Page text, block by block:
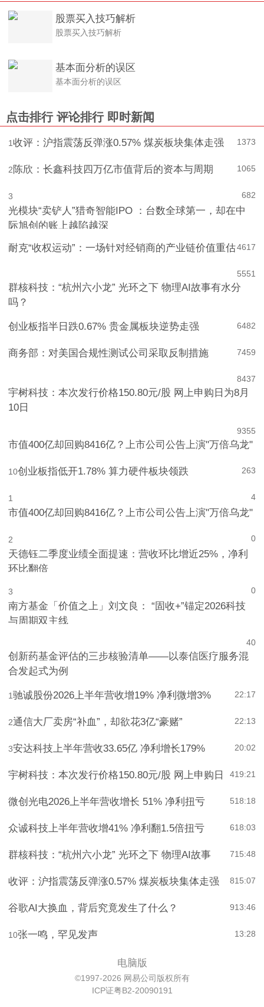
股票买入技巧解析
股票买入技巧解析
基本面分析的误区
基本面分析的误区
点击排行 评论排行 即时新闻
1373
1收评：沪指震荡反弹涨0.57% 煤炭板块集体走强
1065
2 陈欣：长鑫科技四万亿市值背后的资本与周期
682
3
光模块“卖铲人”猎奇智能IPO ：台数全球第一，却在中
际旭创的账上越陷越深
617
4
耐克“收权运动”：一场针对经销商的产业链价值重估
551
5
群核科技：“杭州六小龙” 光环之下 物理AI故事有水分
吗？
482
6
创业板指半日跌0.67% 贵金属板块逆势走强
459
7
商务部：对美国合规性测试公司采取反制措施
437
8
宇树科技：本次发行价格150.80元/股 网上申购日为8月
10日
355
9
市值400亿却回购8416亿？上市公司公告上演"万倍乌龙"
263
10创业板指低开1.78% 算力硬件板块领跌
4
1
市值400亿却回购8416亿？上市公司公告上演"万倍乌龙"
0
2
天德钰二季度业绩全面提速：营收环比增近25%，净利
环比翻倍
0
3
南方基金「价值之上」刘文良： “固收+”锚定2026科技
与周期双主线
0
4
创新药基金评估的三步核验清单——以泰信医疗服务混
合发起式为例
22:17
1驰诚股份2026上半年营收增19% 净利微增3%
22:13
2通信大厂卖房“补血”，却欲花3亿“豪赌”
20:02
3安达科技上半年营收33.65亿 净利增长179%
19:21
4
宇树科技：本次发行价格150.80元/股 网上申购日
18:18
5
微创光电2026上半年营收增长 51% 净利扭亏
18:03
6
众诚科技上半年营收增41% 净利翻1.5倍扭亏
15:48
7
群核科技：“杭州六小龙” 光环之下 物理AI故事
15:07
8
收评：沪指震荡反弹涨0.57% 煤炭板块集体走强
13:46
9
谷歌AI大换血，背后究竟发生了什么？
13:28
10张一鸣，罕见发声
电脑版
©1997-2026 网易公司版权所有
ICP证粤B2-20090191